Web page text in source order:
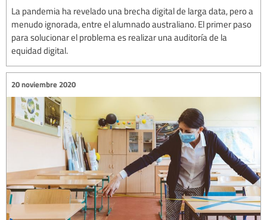
La pandemia ha revelado una brecha digital de larga data, pero a
menudo ignorada, entre el alumnado australiano. El primer paso
para solucionar el problema es realizar una auditoría de la
equidad digital.
20 noviembre 2020